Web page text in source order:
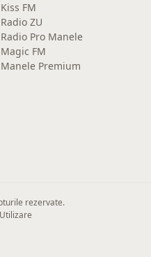
Kiss FM
Radio ZU
Radio Pro Manele
Magic FM
Manele Premium
rezervate.